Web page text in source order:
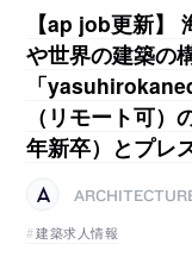
【ap job更新】
や世界の建築の
「
（リモート可
年新卒）とプレ
建築求人情報